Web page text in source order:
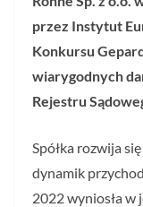
przez Instytut
Konkursu
wiarygodnych
Rejestru
Spółka rozwija
dynamik
2022 wyniosła w